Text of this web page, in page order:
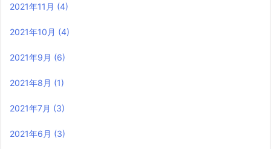
2021年11月 (4)
2021年10月 (4)
2021年9月 (6)
2021年8月 (1)
2021年7月 (3)
2021年6月 (3)